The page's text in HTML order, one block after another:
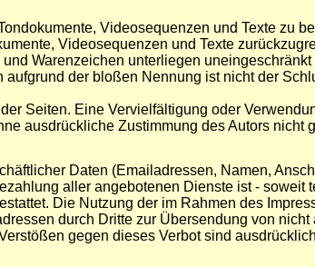
Videosequenzen und Texte zu
Videosequenzen und Texte
Warenzeichen unterliegen
der bloßen Nennung ist nicht der
Seiten. Eine Vervielfältigung oder
ausdrückliche Zustimmung des Autors nicht
Daten (Emailadressen, Namen,
aller angebotenen Dienste ist - soweit
Die Nutzung der im Rahmen des
durch Dritte zur Übersendung von
gegen dieses Verbot sind